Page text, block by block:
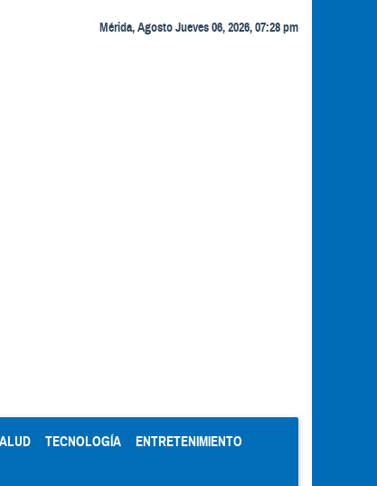
Mérida, Agosto Jueves 06, 2026, 07:28 pm
TECNOLOGÍA ENTRETENIMIENTO